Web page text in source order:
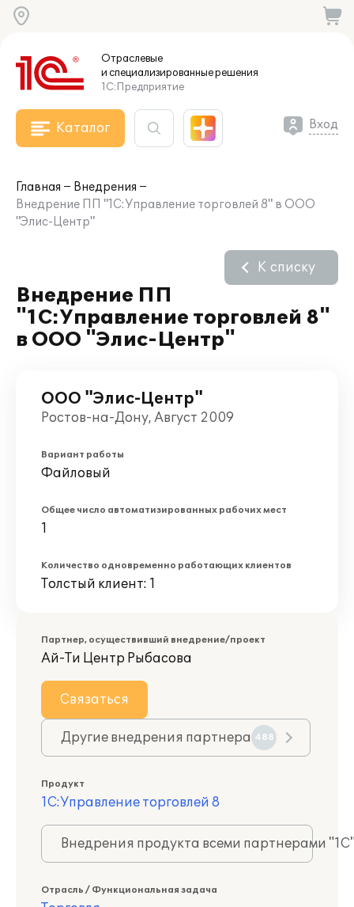
Отраслевые
и специализированныерешения
1С:Предприятие
Каталог Вход
Главная
Внедрения
Внедрение ПП "1С:Управление торговлей 8" в ООО
"Элис-Центр"
Внедрение ПП
"1С:Управление торговлей 8"
в ООО "Элис-Центр"
К списку
ООО "Элис-Центр"
Ростов-на-Дону, Август 2009
Вариант работы
Файловый
Общее число автоматизированных рабочих мест
1
Количество одновременно работающих клиентов
Толстый клиент: 1
Партнер, осуществивший внедрение/проект
Ай-Ти Центр Рыбасова
Связаться
Другие внедрения партнера 488
Продукт
1С:Управление торговлей 8
Внедрения продукта всеми партнерами
Отрасль / Функциональная задача